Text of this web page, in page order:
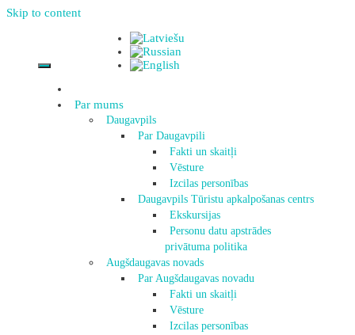
Skip to content
Par mums
Daugavpils
Par Daugavpili
Fakti un skaitļi
Vēsture
Izcilas personības
Daugavpils Tūristu apkalpošanas centrs
Ekskursijas
Personu datu apstrādes
privātuma politika
Augšdaugavas novads
Par Augšdaugavas novadu
Fakti un skaitļi
Vēsture
Izcilas personības